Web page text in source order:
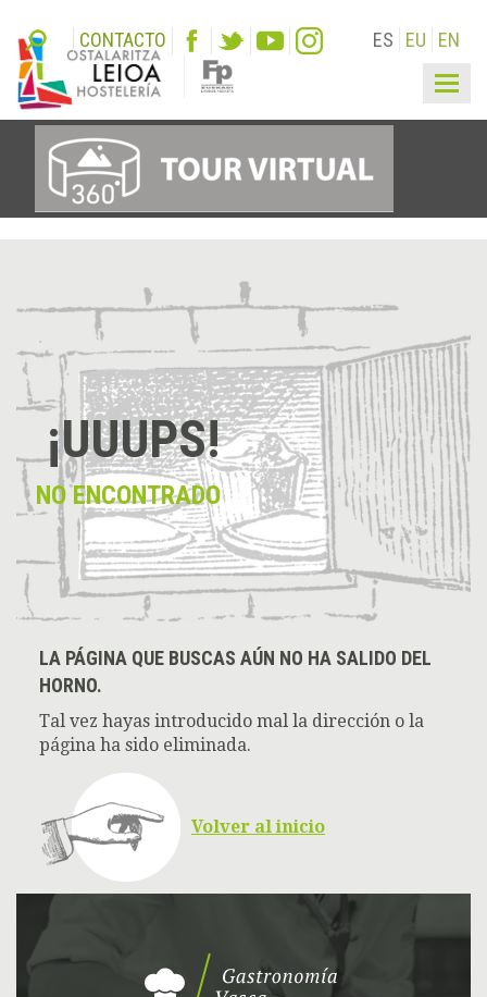
CONTACTO ES EU EN
¡UUUPS!
NO ENCONTRADO
LA PÁGINA QUE BUSCAS AÚN NO HA SALIDO DEL
HORNO.
Tal vez hayas introducido mal la dirección o la
página ha sido eliminada.
Volver al inicio